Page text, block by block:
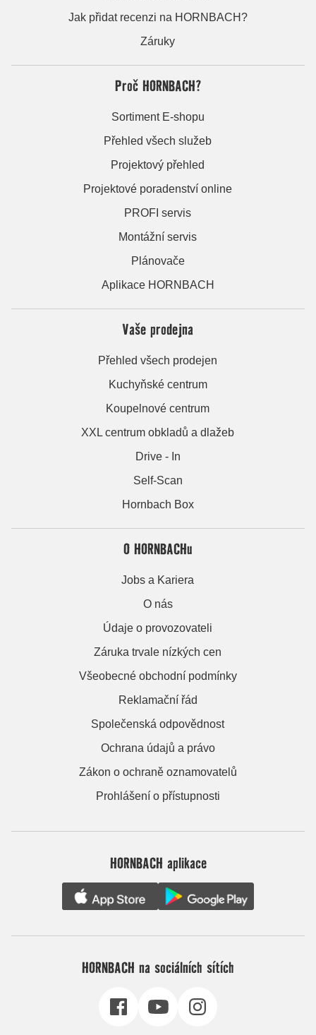
Jak přidat recenzi na HORNBACH?
Záruky
Proč HORNBACH?
Sortiment E-shopu
Přehled všech služeb
Projektový přehled
Projektové poradenství online
PROFI servis
Montážní servis
Plánovače
Aplikace HORNBACH
Vaše prodejna
Přehled všech prodejen
Kuchyňské centrum
Koupelnové centrum
XXL centrum obkladů a dlažeb
Drive - In
Self-Scan
Hornbach Box
O HORNBACHu
Jobs a Kariera
O nás
Údaje o provozovateli
Záruka trvale nízkých cen
Všeobecné obchodní podmínky
Reklamační řád
Společenská odpovědnost
Ochrana údajů a právo
Zákon o ochraně oznamovatelů
Prohlášení o přístupnosti
HORNBACH aplikace
HORNBACH na sociálních sítích